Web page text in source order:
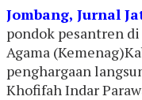
Jombang, Jurnal
pondok pesantren
Agama
penghargaan
Khofifah Indar